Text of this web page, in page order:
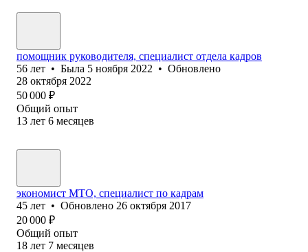
помощник руководителя, специалист отдела кадров
56 лет • Была 5 ноября 2022 • Обновлено
28 октября 2022
50 000 ₽
Общий опыт
13 лет 6 месяцев
экономист МТО, специалист по кадрам
45 лет • Обновлено 26 октября 2017
20 000 ₽
Общий опыт
18 лет 7 месяцев